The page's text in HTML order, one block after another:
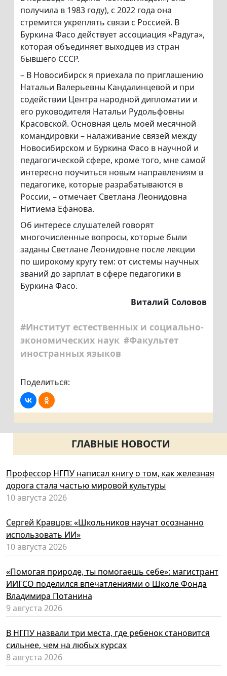
получила в 1983 году), с 2022 года она
стремится укреплять связи с Россией. В
Буркина Фасо действует ассоциация «Радуга»,
которая объединяет выходцев из стран
бывшего СССР.
– В Новосибирск я приехала по приглашению
Натальи Валерьевны Кандалинцевой и при
содействии Центра народной дипломатии и
его руководителя Натальи Рудольфовны
Красовской. Основная цель моей месячной
командировки – налаживание связей между
Новосибирском и Буркина Фасо в научной и
педагогической сфере, кроме того, мне самой
интересно поучиться новым направлениям в
педагогике, которые разрабатываются в
России, – отмечает Светлана Леонидовна
Нитиема Ефанова.
Об интересе слушателей говорят
многочисленные вопросы, которые были
заданы Светлане Леонидовне после лекции
по широкому кругу тем: от системы научных
званий до зарплат в сфере педагогики в
Буркина Фасо.
Виталий Соловов
#Институт естественных и социально-
экономических наук #Факультет
иностранных языков
Поделиться:
ГЛАВНЫЕ НОВОСТИ
Профессор НГПУ написал книгу о том, как железная
дорога стала частью мировой культуры
10 августа 2026
Сергей Кравцов: «Школьников научат осознанно
использовать ИИ»
10 августа 2026
«Помогая природе, ты помогаешь себе»: магистрант
ИИГСО поделился впечатлениями о Школе Фонда
Владимира Потанина
9 августа 2026
В НГПУ назвали три места, где ребенок становится
сильнее, чем на любых курсах
8 августа 2026